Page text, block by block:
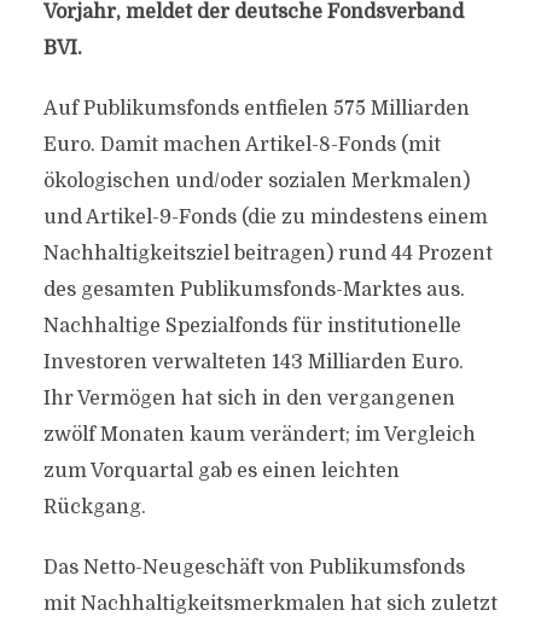
Vorjahr, meldet der deutsche Fondsverband
BVI.
Auf Publikumsfonds entfielen 575 Milliarden
Euro. Damit machen Artikel-8-Fonds (mit
ökologischen und/oder sozialen Merkmalen)
und Artikel-9-Fonds (die zu mindestens einem
Nachhaltigkeitsziel beitragen) rund 44 Prozent
des gesamten Publikumsfonds-Marktes aus.
Nachhaltige Spezialfonds für institutionelle
Investoren verwalteten 143 Milliarden Euro.
Ihr Vermögen hat sich in den vergangenen
zwölf Monaten kaum verändert; im Vergleich
zum Vorquartal gab es einen leichten
Rückgang.
Das Netto-Neugeschäft von Publikumsfonds
mit Nachhaltigkeitsmerkmalen hat sich zuletzt